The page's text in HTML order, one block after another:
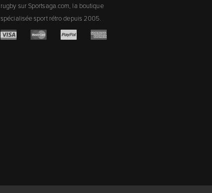
rugby sur Sportsaga.com, la boutique
spécialisée sport rétro depuis 2005.